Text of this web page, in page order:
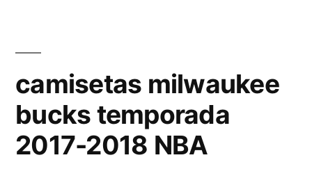
camisetas milwaukee
bucks temporada
2017-2018 NBA